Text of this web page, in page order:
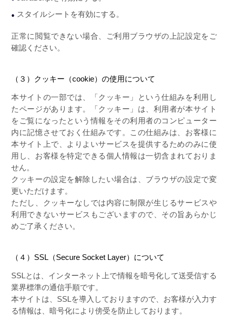
スタイルシートを有効にする。
正常に閲覧できない場合、ご利用ブラウザの上記設定をご
確認ください。
（３）クッキー（cookie）の使用について
本サイトの一部では、「クッキー」という仕組みを利用し
たページがあります。「クッキー」は、利用者が本サイト
をご覧になったという情報をその利用者のコンピューター
内に記憶させておく仕組みです。この仕組みは、お客様に
本サイト上で、よりよいサービスを提供するためのみに使
用し、お客様を特定できる個人情報は一切含まれておりま
せん。
クッキーの設定を解除したい場合は、ブラウザの設定で変
更いただけます。
ただし、クッキーなしでは内容に制限が生じるサービスや
利用できないサービスもございますので、その旨あらかじ
めご了承ください。
（４）SSL（Secure Socket Layer）について
SSLとは、インターネット上で情報を暗号化して送受信する
業界標準の通信手順です。
本サイトは、SSLを導入しておりますので、お客様が入力す
る情報は、暗号化により傍受を防止しております。